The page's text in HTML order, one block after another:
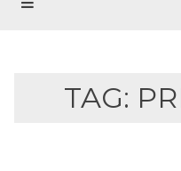
TAG: